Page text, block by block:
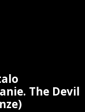
The Devil